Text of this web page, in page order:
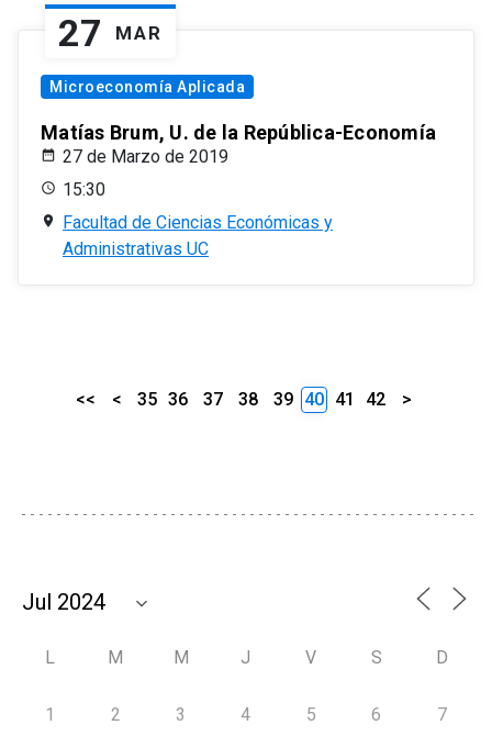
27 MAR
Microeconomía Aplicada
Matías Brum, U. de la República-Economía
27 de Marzo de 2019
15:30
Facultad de Ciencias Económicas y
Administrativas UC
<< < 35 36 37 38 39 40 41 42 >
L M M J V S D
1 2 3 4 5 6 7